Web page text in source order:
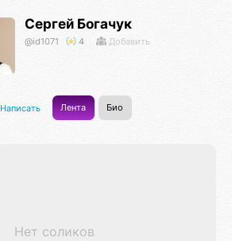
Сергей Богачук
@id1071 4 Добавить
Написать Лента Био
Нет соликов